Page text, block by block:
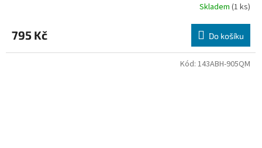
produktu
je
3,0
Skladem(1 ks)
795 Kč Do košíku
Kód: 143ABH-905QM